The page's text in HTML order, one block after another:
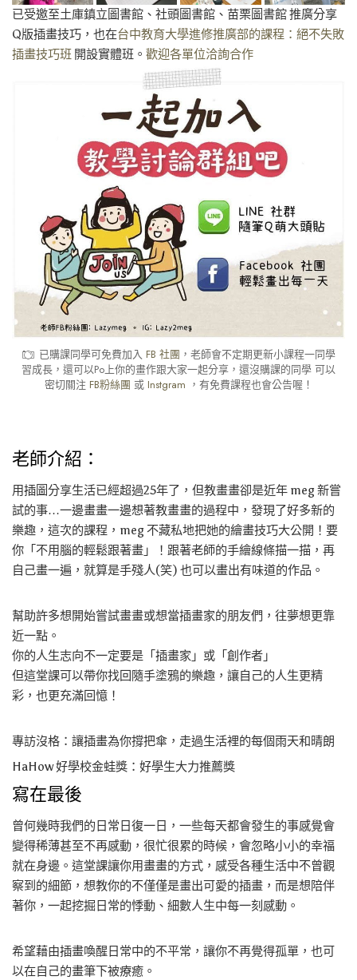
已受邀至土庫鎮立圖書館、社頭圖書館、苗栗圖書館 推廣分享
Q版插畫技巧，也在台中教育大學進修推廣部的課程：絕不失敗
插畫技巧班 開設實體班。 歡迎各單位洽詢合作
已購課同學可免費加入 FB 社團 ，老師會不定期更新小課程一同學
習成長，還可以Po上你的畫作跟大家一起分享，還沒購課的同學 可以
密切關注 FB粉絲團 或 Instgram ，有免費課程也會公告喔！
老師介紹：
用插圖分享生活已經超過25年了，但教畫畫卻是近年 meg 新嘗
試的事…一邊畫畫一邊想著教畫畫的過程中，發現了好多新的
樂趣，這次的課程，meg 不藏私地把她的繪畫技巧大公開！要
你「不用腦的輕鬆跟著畫」！跟著老師的手繪線條描一描，再
自己畫一遍，就算是手殘人(笑) 也可以畫出有味道的作品。
幫助許多想開始嘗試畫畫或想當插畫家的朋友們，往夢想更靠
近一點。
你的人生志向不一定要是「插畫家」或「創作者」
但這堂課可以帶你找回隨手塗鴉的樂趣，讓自己的人生更精
彩，也更充滿回憶！
專訪沒格：讓插畫為你撐把傘，走過生活裡的每個雨天和晴朗
HaHow 好學校金蛙獎：好學生大力推薦獎
寫在最後
曾何幾時我們的日常日復一日，一些每天都會發生的事感覺會
變得稀薄甚至不再感動，很忙很累的時候，會忽略小小的幸福
就在身邊。這堂課讓你用畫畫的方式，感受各種生活中不曾觀
察到的細節，想教你的不僅僅是畫出可愛的插畫，而是想陪伴
著你，一起挖掘日常的悸動、細數人生中每一刻感動。
希望藉由插畫喚醒日常中的不平常，讓你不再覺得孤單，也可
以在自己的畫筆下被療癒。